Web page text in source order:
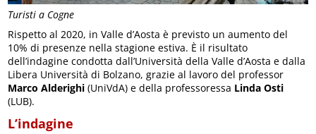
Turisti a Cogne
Rispetto al 2020, in Valle d’Aosta è previsto un aumento del
10% di presenze nella stagione estiva. È il risultato
dell’indagine condotta dall’Università della Valle d’Aosta e dalla
Libera Università di Bolzano, grazie al lavoro del professor
Marco Alderighi (UniVdA) e della professoressa Linda Osti
(LUB).
L’indagine